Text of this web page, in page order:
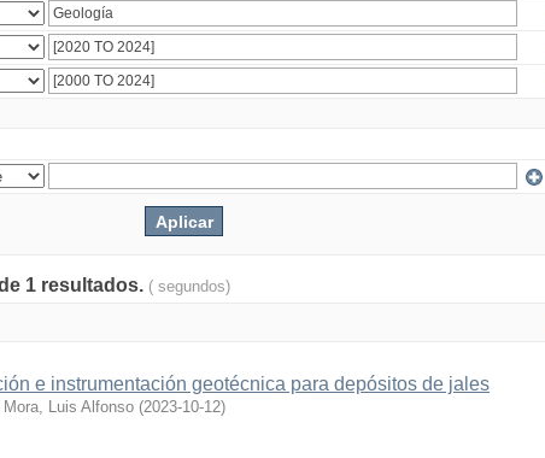
1 resultados. ( segundos)
e instrumentación geotécnica para depósitos de jales
Mora, Luis Alfonso (2023-10-12)